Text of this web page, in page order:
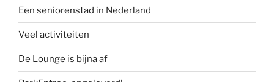
Een seniorenstad in Nederland
Veel activiteiten
De Lounge is bijna af